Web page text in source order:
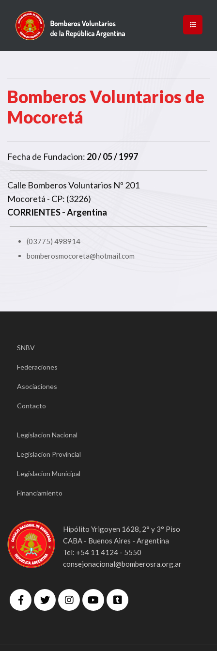
Bomberos Voluntarios de
Mocoretá
Fecha de Fundacion: 20 / 05 / 1997
Calle Bomberos Voluntarios Nº 201
Mocoretá - CP: (3226)
CORRIENTES- Argentina
(03775) 498914
bomberosmocoreta@hotmail.com
SNBV
Federaciones
Asociaciones
Contacto
Legislacion Nacional
Legislacion Provincial
Legislacion Municipal
Financiamiento
Hipólito Yrigoyen 1628, 2° y 3° Piso
CABA - Buenos Aires - Argentina
Tel: +54 11 4124 - 5550
consejonacional@bomberosra.org.ar